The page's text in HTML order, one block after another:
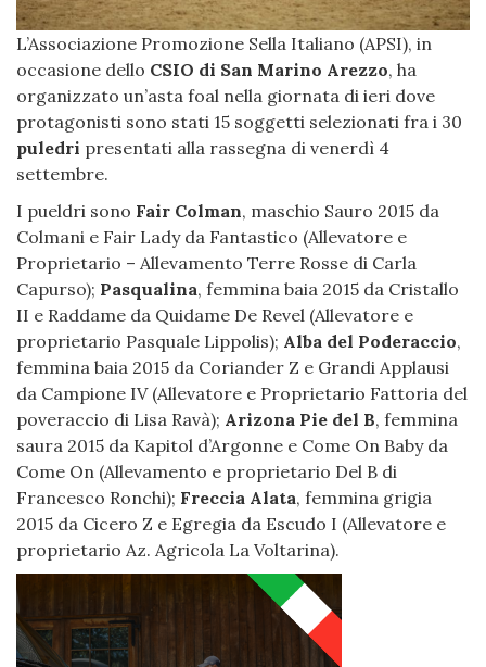
L’Associazione Promozione Sella Italiano (APSI), in
occasione dello CSIO di San Marino Arezzo, ha
organizzato un’asta foal nella giornata di ieri dove
protagonisti sono stati 15 soggetti selezionati fra i 30
puledri presentati alla rassegna di venerdì 4
settembre.
I pueldri sono Fair Colman, maschio Sauro 2015 da
Colmani e Fair Lady da Fantastico (Allevatore e
Proprietario – Allevamento Terre Rosse di Carla
Capurso); Pasqualina, femmina baia 2015 da Cristallo
II e Raddame da Quidame De Revel (Allevatore e
proprietario Pasquale Lippolis); Alba del Poderaccio,
femmina baia 2015 da Coriander Z e Grandi Applausi
da Campione IV (Allevatore e Proprietario Fattoria del
poveraccio di Lisa Ravà); Arizona Pie del B, femmina
saura 2015 da Kapitol d’Argonne e Come On Baby da
Come On (Allevamento e proprietario Del B di
Francesco Ronchi); Freccia Alata, femmina grigia
2015 da Cicero Z e Egregia da Escudo I (Allevatore e
proprietario Az. Agricola La Voltarina).